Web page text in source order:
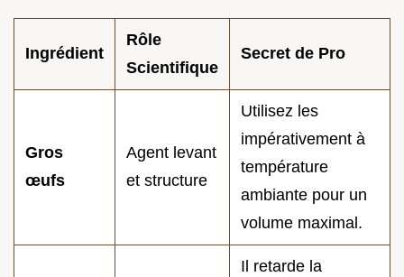
Ingrédient
Rôle
Scientifique
Secret de Pro
Gros
œufs
Agent levant
et structure
Utilisez les
impérativement à
température
ambiante pour un
volume maximal.
Il retarde la